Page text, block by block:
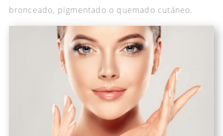
bronceado, pigmentado o quemado cutáneo.